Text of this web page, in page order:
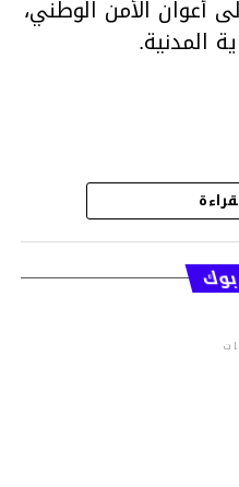
أعوان الأمن الوطني،
المدنية.